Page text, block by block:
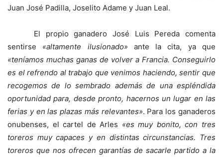
Juan José Padilla, Joselito Adame y Juan Leal.
El propio ganadero José Luis Pereda comenta
sentirse «altamente ilusionado» ante la cita, ya que
«teníamos muchas ganas de volver a Francia. Conseguirlo
es el refrendo al trabajo que venimos haciendo, sentir que
recogemos de lo sembrado además de una espléndida
oportunidad para, desde pronto, hacernos un lugar en las
ferias y en las plazas más relevantes». Para los ganaderos
onubenses, el cartel de Arles «es muy bonito, con tres
toreros muy capaces y en distintas circunstancias. Tres
toreros que nos ofrecen garantías de sacarle partido a la